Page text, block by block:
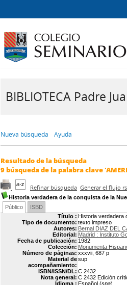
BIBLIOTECA Padre
Nueva búsqueda Ayuda
Resultado de la búsqueda
9búsqueda de la palabra clave
Refinar búsqueda Generar el flujo
Historia verdadera de la conquista de la
Público
ISBD
Título : Historia verdadera
Tipo de documento: texto impreso
Autores: Bernal DIAZ DEL
Editorial: Madrid : Instituto
Fecha de publicación: 1982
Colección: Monumenta
Número de páginas: xxxvii, 687 p
Material de
acompañamiento:
sup
ISBN/ISSN/DL: C 2432
Nota general: C 2432 Edición
Idioma : Español (spa)